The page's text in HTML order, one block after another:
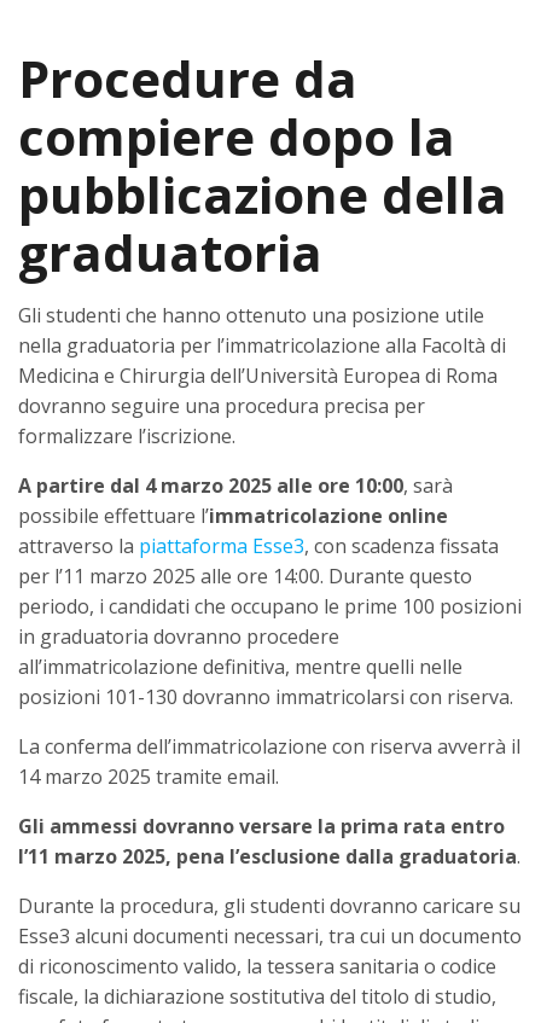
Procedure da
compiere dopo la
pubblicazione della
graduatoria
Gli studenti che hanno ottenuto una posizione utile
nella graduatoria per l’immatricolazione alla Facoltà di
Medicina e Chirurgia dell’Università Europea di Roma
dovranno seguire una procedura precisa per
formalizzare l’iscrizione.
A partire dal 4 marzo 2025 alle ore 10:00, sarà
possibile effettuare l’immatricolazione online
attraverso la piattaforma Esse3, con scadenza fissata
per l’11 marzo 2025 alle ore 14:00. Durante questo
periodo, i candidati che occupano le prime 100 posizioni
in graduatoria dovranno procedere
all’immatricolazione definitiva, mentre quelli nelle
posizioni 101-130 dovranno immatricolarsi con riserva.
La conferma dell’immatricolazione con riserva avverrà il
14 marzo 2025 tramite email.
Gli ammessi dovranno versare la prima rata entro
l’11 marzo 2025, pena l’esclusione dalla graduatoria.
Durante la procedura, gli studenti dovranno caricare su
Esse3 alcuni documenti necessari, tra cui un documento
di riconoscimento valido, la tessera sanitaria o codice
fiscale, la dichiarazione sostitutiva del titolo di studio,